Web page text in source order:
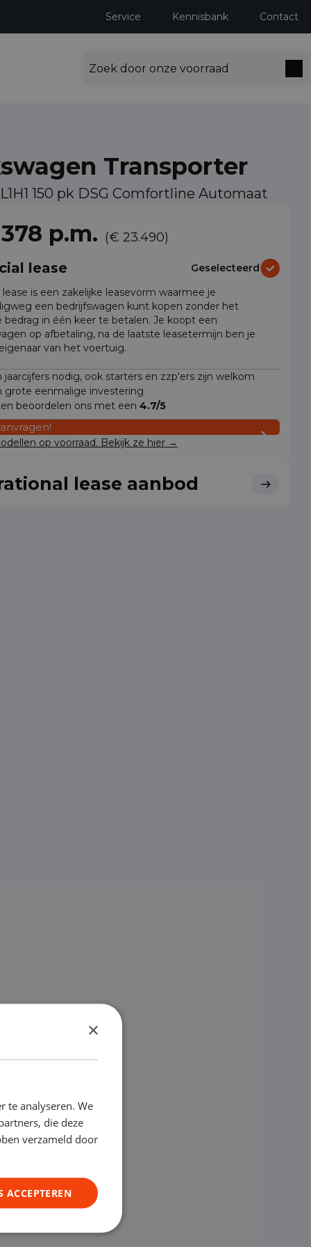
Service Kennisbank Contact
Transporter
150 pk DSG Comfortline Automaat
p.m. (€ 23.490)
lease
Geselecteerd
lease is een zakelijke leasevorm waarmee je
een bedrijfswagen kunt kopen zonder het
bedrag in één keer te betalen. Je koopt een
op afbetaling, na de laatste leasetermijn ben je
van het voertuig.
jaarcijfers nodig, ook starters en zzp'ers zijn welkom
grote eenmalige investering
beoordelen ons met een 4.7/5
op voorraad. Bekijk ze hier →
lease aanbod
×
te analyseren. We
die deze
verzameld door
ACCEPTEREN